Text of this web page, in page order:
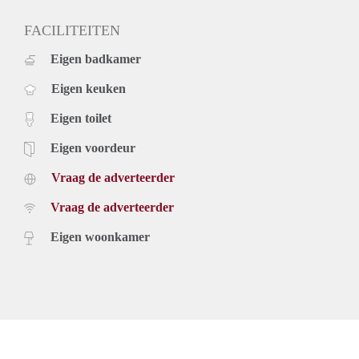
- Eigen berging en parkeerplaats
- Bijkeuken voor wasmachine/droger/vriezer met wasbak
een mail naar almelo@verhuurpro.nl.
Deze advertentie op internet en op Facebook is slechts ter
informatie en dus geheel vrijblijvend. Aan eventuele
onjuistheden kunnen geen rechten worden ontleend.
FACILITEITEN
Eigen badkamer
Eigen keuken
Eigen toilet
Eigen voordeur
Vraag de adverteerder
Vraag de adverteerder
Eigen woonkamer